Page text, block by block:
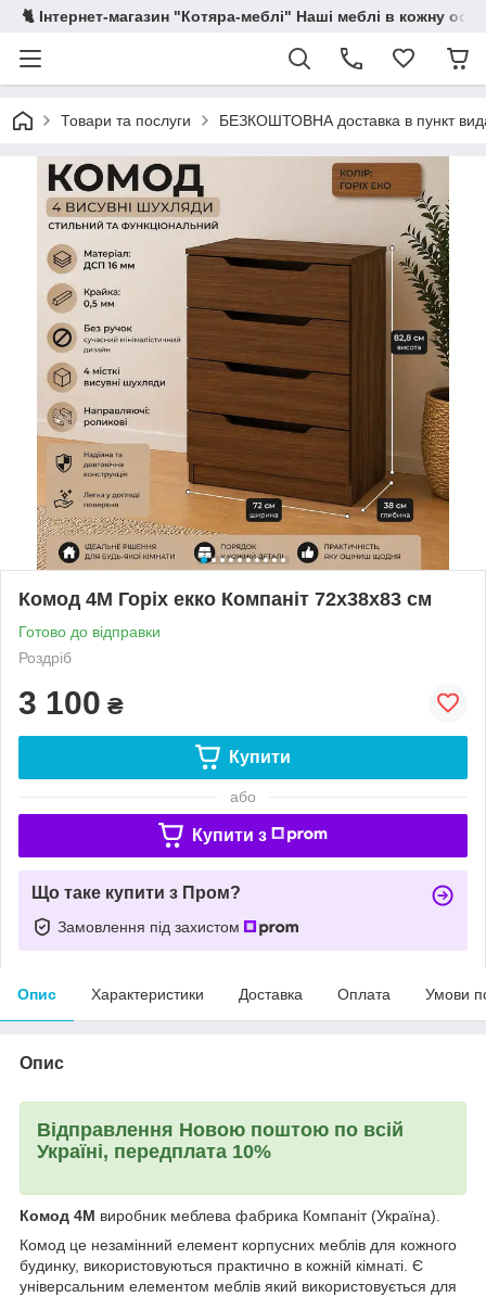
🐈 Інтернет-магазин "Котяра-меблі" Наші меблі в кожну
Товари та послуги БЕЗКОШТОВНА доставка в пункт
Комод 4М Горіх екко Компаніт 72х38х83 см
Готово до відправки
Роздріб
3 100 ₴
Купити
або
Купити з
Що таке купити з Пром?
Замовлення під захистом
Опис Характеристики Доставка Оплата Умови
Опис
Відправлення Новою поштою по всій
Україні, передплата 10%
Комод 4М виробник меблева фабрика Компаніт (Україна).
Комод це незамінний елемент корпусних меблів для кожного
будинку, використовуються практично в кожній кімнаті. Є
універсальним елементом меблів який використовується для